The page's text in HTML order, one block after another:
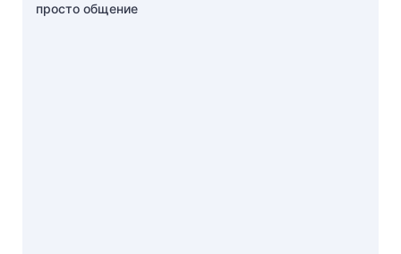
просто общение